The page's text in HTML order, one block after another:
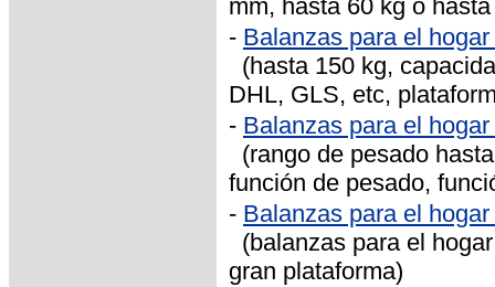
mm, hasta 60 kg o
- Balanzas para el
(hasta 150 kg,
DHL, GLS, etc,
- Balanzas para el
(rango de pesado
función de pesado,
- Balanzas para el
(balanzas para el
gran plataforma)